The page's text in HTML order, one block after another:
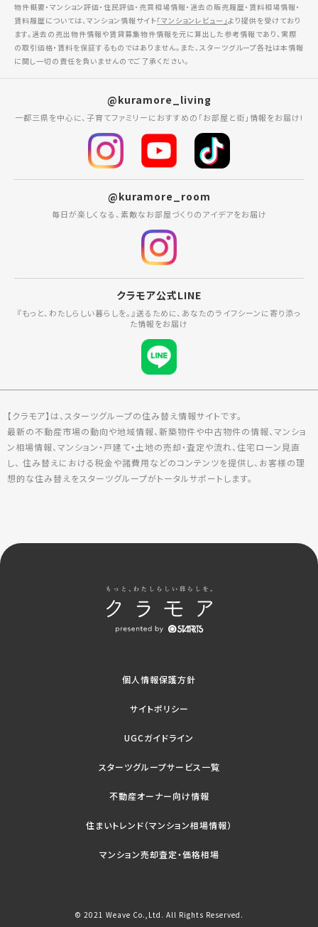
物件概要・マンション評価・住民評価・売買相場情報・過去の販売履歴・賃料相場情報・
賃料履歴については、マンション情報サイト「マンションレビュー」より提供を受けており
ます。過去の売出物件情報や賃貸募集物件情報を元に算出した参考情報であり、実際
の取引価格・賃料を保証するものではありません。また、スターツグループ各社は本情報
に関し一切の責任を負いませんのでご了承ください。
@kuramore_living
一都三県を中心に、子育てファミリーにおすすめの「お部屋と街」情報をお届け!
@kuramore_room
毎日が楽しくなる、素敵なお部屋づくりのアイデアをお届け
クラモア公式LINE
『もっと、わたしらしい暮らしを。』送るために、あなたのライフシーンに寄り添っ
た情報をお届け
【クラモア】は、スターツグループの住み替え情報サイトです。
最新の不動産市場の動向や地域情報、新築物件や中古物件の情報、マンショ
ン相場情報、マンション・戸建て・土地の売却・査定や流れ、住宅ローン見直
し、 住み替えにおける税金や諸費用などのコンテンツを提供し、お客様の理
想的な住み替えをスターツグループがトータルサポートします。
個人情報保護方針
サイトポリシー
UGCガイドライン
スターツグループサービス一覧
不動産オーナー向け情報
住まいトレンド（マンション相場情報）
マンション売却査定・価格相場
© 2021 Weave Co.,Ltd. All Rights Reserved.